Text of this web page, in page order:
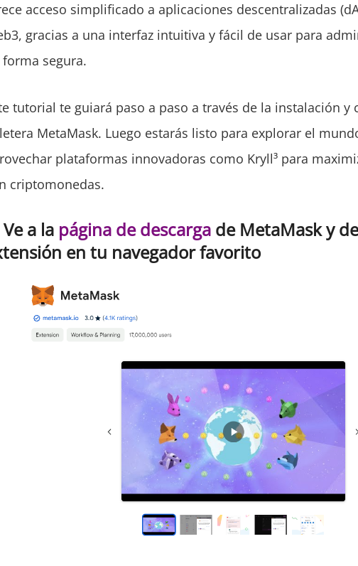
acceso simplificado a aplicaciones descentralizadas
gracias a una interfaz intuitiva y fácil de usar para
forma segura.
tutorial te guiará paso a paso a través de la instalación y
MetaMask. Luego estarás listo para explorar el
plataformas innovadoras como Kryll³ para
criptomonedas.
a la página de descarga de MetaMask y
en tu navegador favorito